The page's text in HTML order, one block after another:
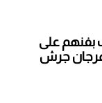
على
جرش